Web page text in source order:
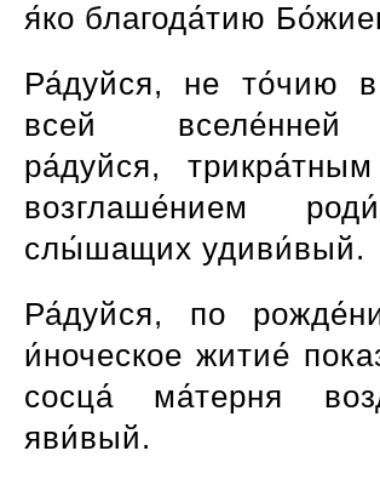
я́ко благода́тию
Ра́дуйся, не то́чию
всей вселе́нней
ра́дуйся,
возглаше́нием
слы́шащих удиви́вый.
Ра́дуйся, по
и́ноческое житие́
сосца́ ма́терня
яви́вый.